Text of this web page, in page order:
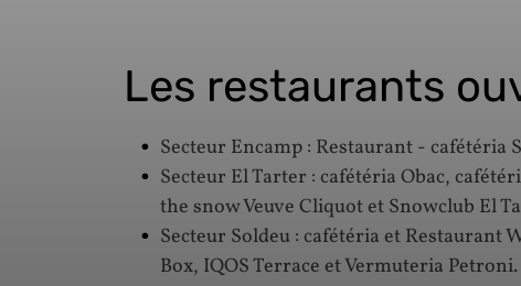
Les restaurants
Secteur Encamp : Restaurant - cafétéria
Secteur El Tarter : cafétéria Obac,
the snow Veuve Cliquot et Snowclub El
Secteur Soldeu : cafétéria et Restaurant
Box, IQOS Terrace et Vermuteria Petroni.